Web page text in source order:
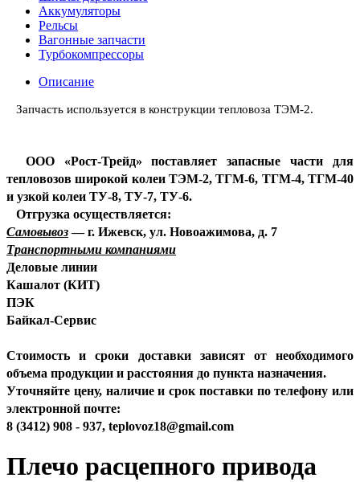
Аккумуляторы
Рельсы
Вагонные запчасти
Турбокомпрессоры
Описание
Запчасть используется в конструкции тепловоза ТЭМ-2.
ООО «Рост-Трейд» поставляет запасные части для
тепловозов широкой колеи ТЭМ-2, ТГМ-6, ТГМ-4, ТГМ-40
и узкой колеи ТУ-8, ТУ-7, ТУ-6.
Отгрузка осуществляется:
Самовывоз— г. Ижевск, ул. Новоажимова, д. 7
Транспортными компаниями
Деловые линии
Кашалот (КИТ)
ПЭК
Байкал-Сервис
Стоимость и сроки доставки зависят от необходимого
объема продукции и расстояния до пункта назначения.
Уточняйте цену, наличие и срок поставки по телефону или
электронной почте:
8 (3412) 908 - 937, teplovoz18@gmail.com
Плечо расцепного привода